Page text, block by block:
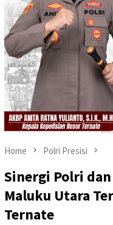
Home Polri Presisi
Sinergi Polri
Maluku Utara
Ternate